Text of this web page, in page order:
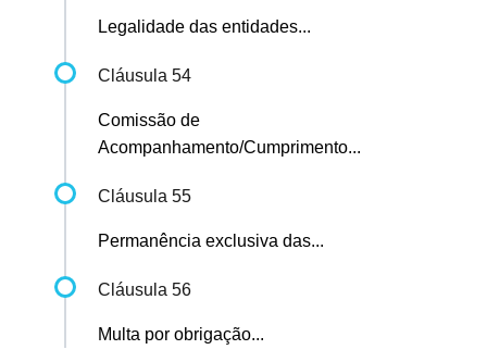
Legalidade das entidades...
Cláusula 54
Comissão de
Acompanhamento/Cumprimento...
Cláusula 55
Permanência exclusiva das...
Cláusula 56
Multa por obrigação...